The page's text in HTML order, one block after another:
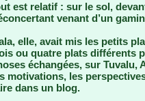
est relatif : sur le sol,
venant d’un
elle, avait mis les petits
ou quatre plats différents
échangées, sur Tuvalu,
motivations, les
dans un blog.